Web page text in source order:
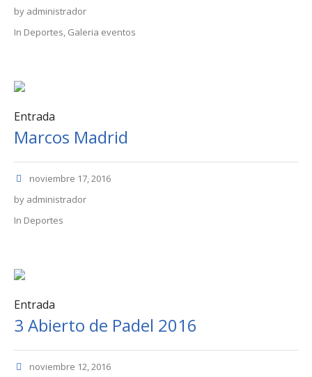
by administrador
In Deportes Galeria eventos
Entrada
Marcos Madrid
noviembre 17, 2016
by administrador
In Deportes
Entrada
3 Abierto de Padel 2016
noviembre 12, 2016